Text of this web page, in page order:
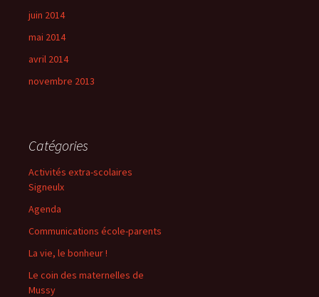
juin 2014
mai 2014
avril 2014
novembre 2013
Catégories
Activités extra-scolaires
Signeulx
Agenda
Communications école-parents
La vie, le bonheur !
Le coin des maternelles de
Mussy